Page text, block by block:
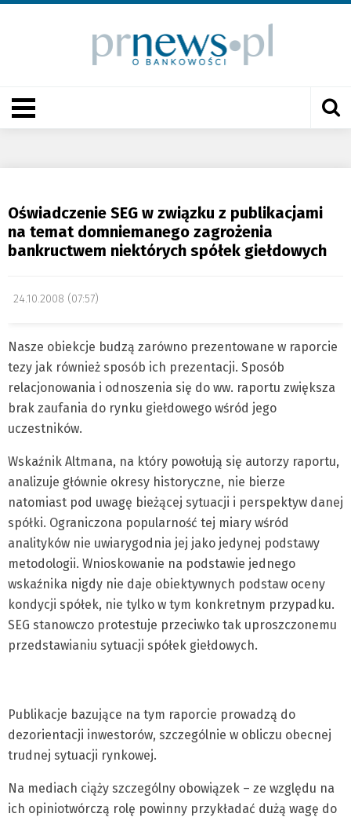
Oświadczenie SEG w związku z publikacjami
na temat domniemanego zagrożenia
bankructwem niektórych spółek giełdowych
24.10.2008 (07:57)
Nasze obiekcje budzą zarówno prezentowane w raporcie
tezy jak również sposób ich prezentacji. Sposób
relacjonowania i odnoszenia się do ww. raportu zwiększa
brak zaufania do rynku giełdowego wśród jego
uczestników.
Wskaźnik Altmana, na który powołują się autorzy raportu,
analizuje głównie okresy historyczne, nie bierze
natomiast pod uwagę bieżącej sytuacji i perspektyw danej
spółki. Ograniczona popularność tej miary wśród
analityków nie uwiarygodnia jej jako jedynej podstawy
metodologii. Wnioskowanie na podstawie jednego
wskaźnika nigdy nie daje obiektywnych podstaw oceny
kondycji spółek, nie tylko w tym konkretnym przypadku.
SEG stanowczo protestuje przeciwko tak uproszczonemu
przedstawianiu sytuacji spółek giełdowych.
Publikacje bazujące na tym raporcie prowadzą do
dezorientacji inwestorów, szczególnie w obliczu obecnej
trudnej sytuacji rynkowej.
Na mediach ciąży szczególny obowiązek – ze względu na
ich opiniotwórczą rolę powinny przykładać dużą wagę do